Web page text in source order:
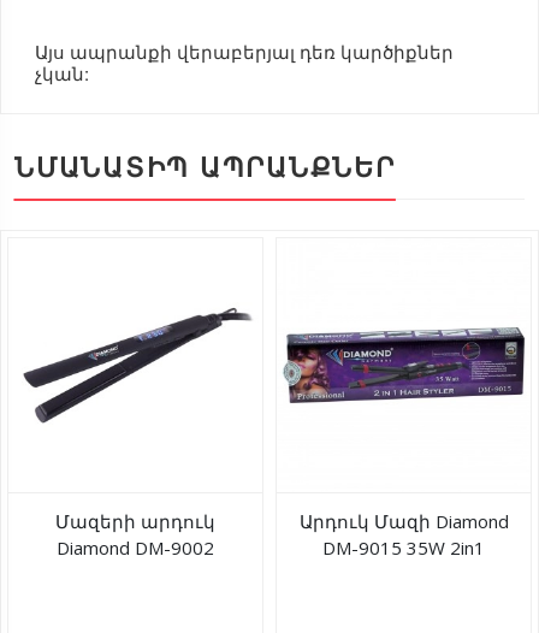
Այս ապրանքի վերաբերյալ դեռ կարծիքներ
չկան:
ՆՄԱՆԱՏԻՊ ԱՊՐԱՆՔՆԵՐ
Մազերի արդուկ
Diamond DM-9002
Արդուկ Մազի Diamond
DM-9015 35W 2in1